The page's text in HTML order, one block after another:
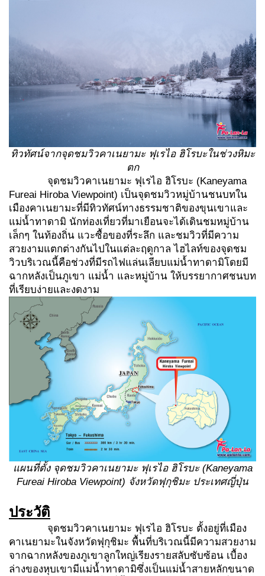
ทิวทัศน์จากจุดชมวิวคาเนยามะ ฟุเรไอ ฮิโรบะในช่วงหิมะ
ตก
จุดชมวิวคาเนยามะ ฟุเรไอ ฮิโรบะ (Kaneyama
Fureai Hiroba Viewpoint) เป็นจุดชมวิวหมู่บ้านชนบทใน
เมืองคาเนยามะที่มีทิวทัศน์ทางธรรมชาติของขุนเขาและ
แม่น้ำทาดามิ นักท่องเที่ยวที่มาเยือนจะได้เดินชมหมู่บ้าน
เล็กๆ ในท้องถิ่น แวะซื้อของที่ระลึก และชมวิวที่มีความ
สวยงามแตกต่างกันไปในแต่ละฤดูกาล ไฮไลท์ของจุดชม
วิวบริเวณนี้คือช่วงที่มีรถไฟแล่นเลียบแม่น้ำทาดามิโดยมี
ฉากหลังเป็นภูเขา แม่น้ำ และหมู่บ้าน ให้บรรยากาศชนบท
ที่เรียบง่ายและงดงาม
แผนที่ตั้ง จุดชมวิวคาเนยามะ ฟุเรไอ ฮิโรบะ (Kaneyama
Fureai Hiroba Viewpoint) จังหวัดฟุกุชิมะ ประเทศญี่ปุ่น
ประวัติ
จุดชมวิวคาเนยามะ ฟุเรไอ ฮิโรบะ ตั้งอยู่ที่เมือง
คาเนยามะในจังหวัดฟุกุชิมะ พื้นที่บริเวณนี้มีความสวยงาม
จากฉากหลังของภูเขาลูกใหญ่เรียงรายสลับซับซ้อน เบื้อง
ล่างของหุบเขามีแม่น้ำทาดามิซึ่งเป็นแม่น้ำสายหลักขนาด